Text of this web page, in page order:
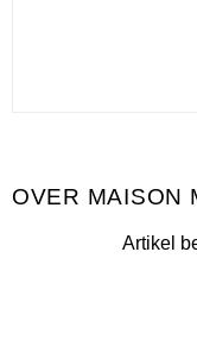
MAISON
Artikel